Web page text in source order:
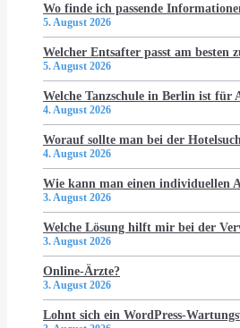
Wo finde ich passende
5. August 2026
Welcher Entsafter passt am besten
5. August 2026
Welche Tanzschule in Berlin ist für
4. August 2026
Worauf sollte man bei der
4. August 2026
Wie kann man einen individuellen
3. August 2026
Welche Lösung hilft mir bei der
3. August 2026
Online-Ärzte?
3. August 2026
Lohnt sich ein WordPress-